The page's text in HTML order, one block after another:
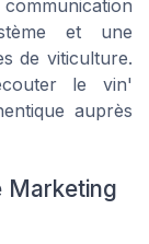
et une
de viticulture.
le vin'
auprès
Marketing